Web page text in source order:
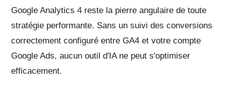
Google Analytics 4 reste la pierre angulaire de toute
stratégie performante. Sans un suivi des conversions
correctement configuré entre GA4 et votre compte
Google Ads, aucun outil d'IA ne peut s'optimiser
efficacement.